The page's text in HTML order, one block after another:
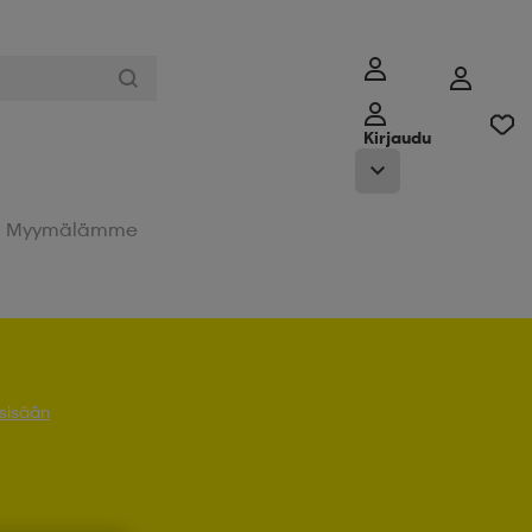
Kirjaudu
Myymälämme